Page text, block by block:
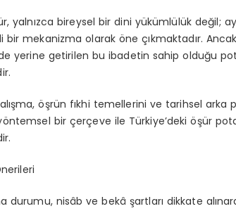
yalnızca bireysel bir dini yükümlülük değil;
bir mekanizma olarak öne çıkmaktadır.
yerine getirilen bu ibadetin sahip olduğu
öşrün fıkhi temellerini ve tarihsel arka
bir çerçeve ile Türkiye’deki öşür
durumu, nisâb vebekâ şartları dikkate